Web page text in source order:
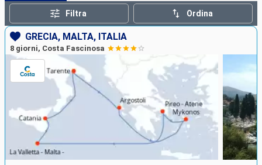
Le nostre destinazioni
Mesi di partenza
Porti
Ricerca
Filtra Ordina
GRECIA, MALTA, ITALIA
8 giorni, Costa Fascinosa